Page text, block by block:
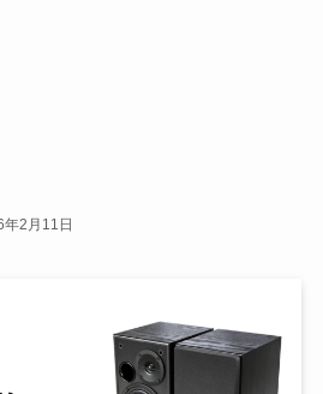
年2月11日